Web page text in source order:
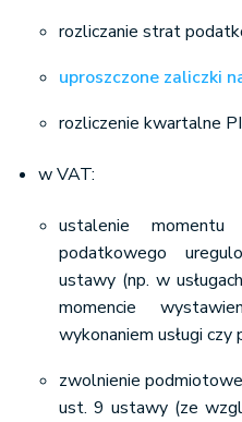
rozliczanie strat
uproszczone zaliczki
rozliczenie kwartalne
w VAT:
ustalenie momentu
podatkowego
ustawy (np. w
momencie
wykonaniem usługi czy
zwolnienie
ust. 9 ustawy (ze